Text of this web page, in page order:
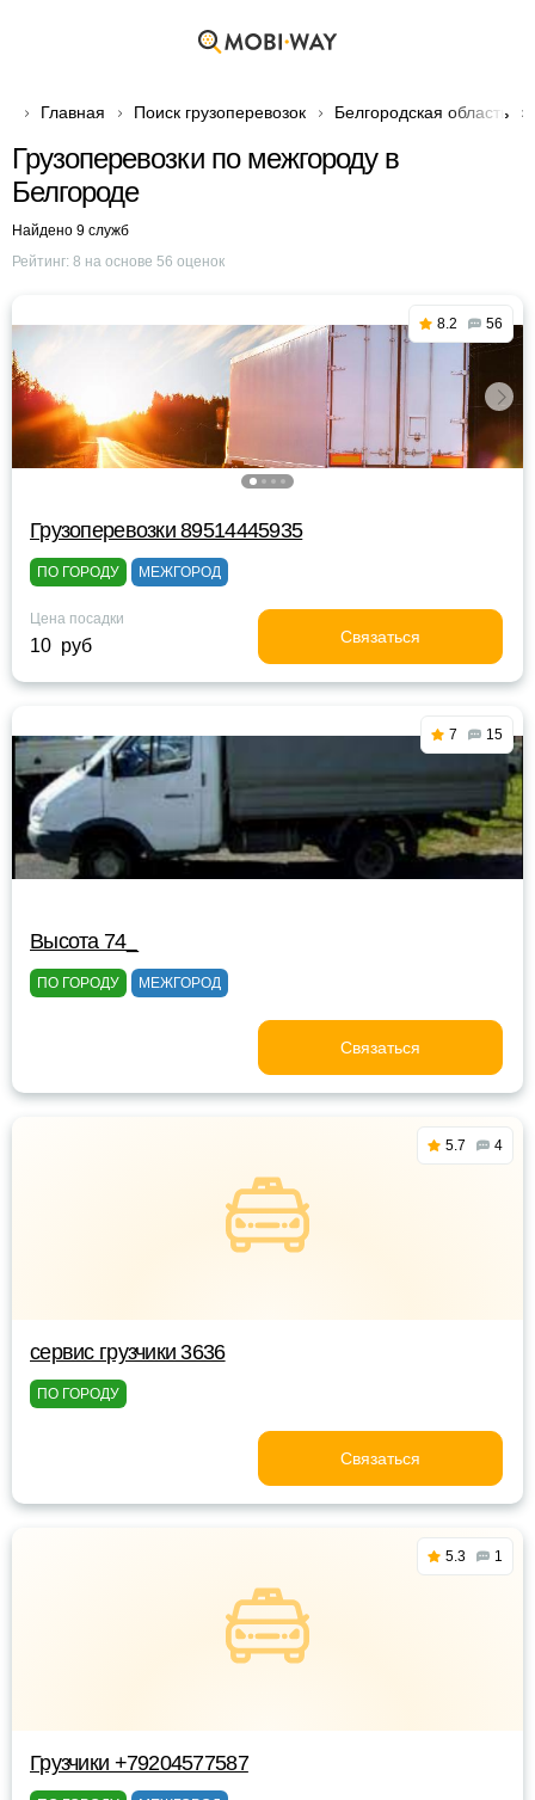
Главная Поиск грузоперевозок Белгородская область
Грузоперевозки по межгороду в
Белгороде
Найдено 9 служб
Рейтинг: 8 на основе 56 оценок
8.2 56
Грузоперевозки 89514445935
ПО ГОРОДУ МЕЖГОРОД
Цена посадки
10 руб Связаться
7 15
Высота 74_
ПО ГОРОДУ МЕЖГОРОД
Связаться
5.7 4
сервис грузчики 3636
ПО ГОРОДУ
Связаться
5.3 1
Грузчики +79204577587